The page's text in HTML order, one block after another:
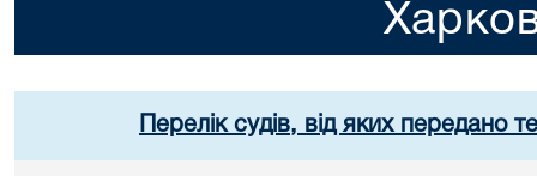
Перелік судів, від яких передано